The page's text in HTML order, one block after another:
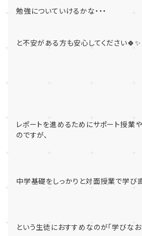
勉強についていけるかな・・・
と不安がある方も安心してください🍀✨
レポートを進めるためにサポート授業
のですが、
中学基礎をしっかりと対面授業で学び直
という生徒におすすめなのが「学びなお